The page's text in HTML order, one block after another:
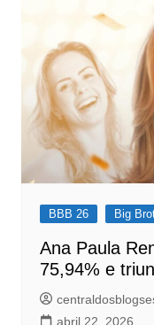
BBB 26 Big
Ana Paula
75,94% e
abril 22, 2026